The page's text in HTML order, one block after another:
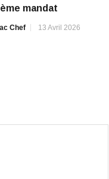
mandat
Chef 13 Avril 2026